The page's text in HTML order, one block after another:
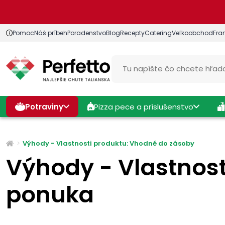
PomocNáš príbehPoradenstvoBlogReceptyCateringVeľkoobchod
Potraviny Pizza pece a príslušenstvo
Výhody - Vlastnosti produktu: Vhodné do zásoby
Výhody -
ponuka